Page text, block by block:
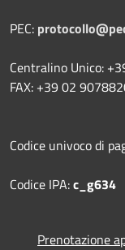
PEC:
Centralino Unico:
FAX: +39 02
Codice univoco di
Codice IPA:c_g634
Prenotazione